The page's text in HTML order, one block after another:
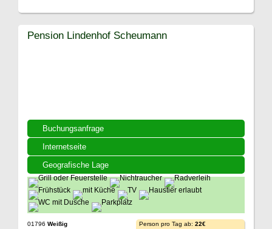
Buchungsanfrage
Internetseite
Geografische Lage
Pension Lindenhof Scheumann
01796 Weißig
Person pro Tag ab: 22€